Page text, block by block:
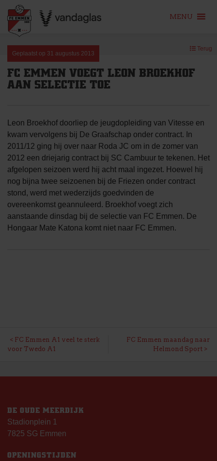
content
MENU
Geplaatst op 31 augustus 2013
Terug
FC EMMEN VOEGT LEON BROEKHOF
AAN SELECTIE TOE
Leon Broekhof doorliep de jeugdopleiding van Vitesse en
kwam vervolgens bij De Graafschap onder contract. In
2011/12 ging hij over naar Roda JC om in de zomer van
2012 een driejarig contract bij SC Cambuur te tekenen. Het
afgelopen seizoen werd hij acht maal ingezet. Hoewel hij
nog bijna twee seizoenen bij de Friezen onder contract
stond, werd met wederzijds goedvinden de
overeenkomst geannuleerd. Broekhof voegt zich
aanstaande dinsdag bij de selectie van FC Emmen. De
Hongaar Mate Katona komt niet naar FC Emmen.
BERICHT
FC Emmen A1 veel te sterk
voor Twedo A1
FC Emmen maandag naar
Helmond Sport
DE OUDE MEERDIJK
Stadionplein 1
7825 SG Emmen
OPENINGSTIJDEN